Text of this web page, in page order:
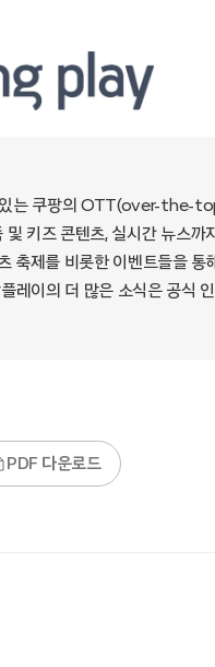
있는 쿠팡의 OTT(over-the-
키즈 콘텐츠, 실시간 뉴스까
축제를 비롯한 이벤트들을 통
레이의 더 많은 소식은 공식
PDF 다운로드